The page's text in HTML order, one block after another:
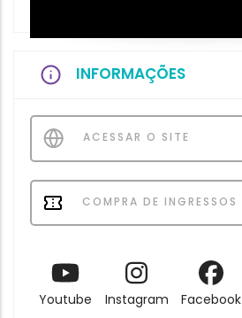
INFORMAÇÕES
ACESSAR O SITE
COMPRA DE INGRESSOS
Youtube Instagram Facebook